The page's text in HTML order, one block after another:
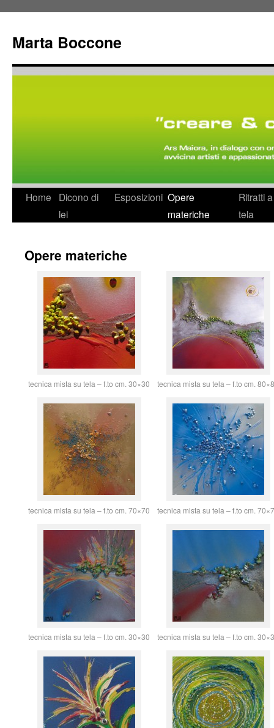
Marta Boccone
Home
Dicono di
lei
Esposizioni Opere
materiche
Ritratti
tela
Opere materiche
tecnica mista su tela – f.to cm. 30×30 tecnica mista su tela – f.to cm.
tecnica mista su tela – f.to cm. 70×70 tecnica mista su tela – f.to cm.
tecnica mista su tela – f.to cm. 30×30 tecnica mista su tela – f.to cm.